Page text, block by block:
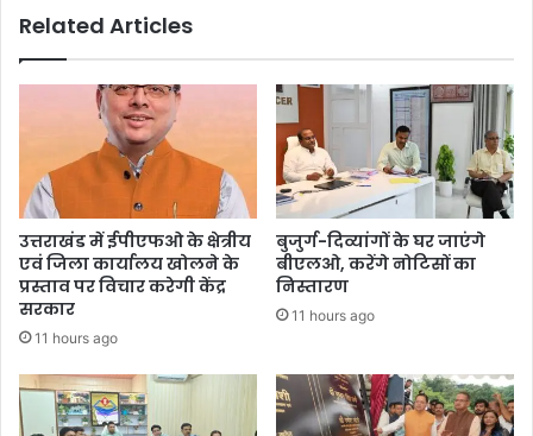
Related Articles
उत्तराखंड में ईपीएफओ के क्षेत्रीय
एवं जिला कार्यालय खोलने के
प्रस्ताव पर विचार करेगी केंद्र
सरकार
11 hours ago
बुजुर्ग-दिव्यांगों के घर जाएंगे
बीएलओ, करेंगे नोटिसों का
निस्तारण
11 hours ago